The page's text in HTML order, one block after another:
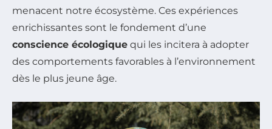
menacent notre écosystème. Ces expériences
enrichissantes sont le fondement d’une
conscience écologique qui les incitera à adopter
des comportements favorables à l’environnement
dès le plus jeune âge.